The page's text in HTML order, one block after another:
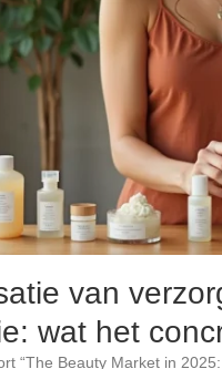
van
wat het
“The Beauty Market in